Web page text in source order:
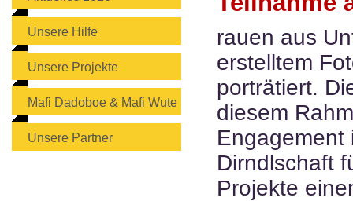
Unsere Hilfe
Unsere Projekte
Mafi Dadoboe & Mafi Wute
Unsere Partner
rauen aus
erstelltem
porträtiert.
diesem
Engagement
Dirndlschaft
Projekte